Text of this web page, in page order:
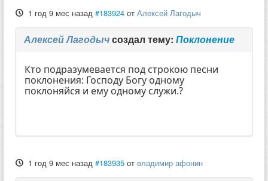
НОВОСТИ
1 год 9 мес назад #183924 отАлексей Лагодыч
Алексей Лагодычсоздал тему: Поклонение
Кто подразумевается под строкою песни
поклонения: Господу Богу одному
поклоняйся и ему одному служи.?
1 год 9 мес назад #183935 от владимир афонин